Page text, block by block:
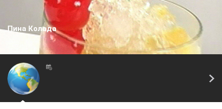
Пина Колада